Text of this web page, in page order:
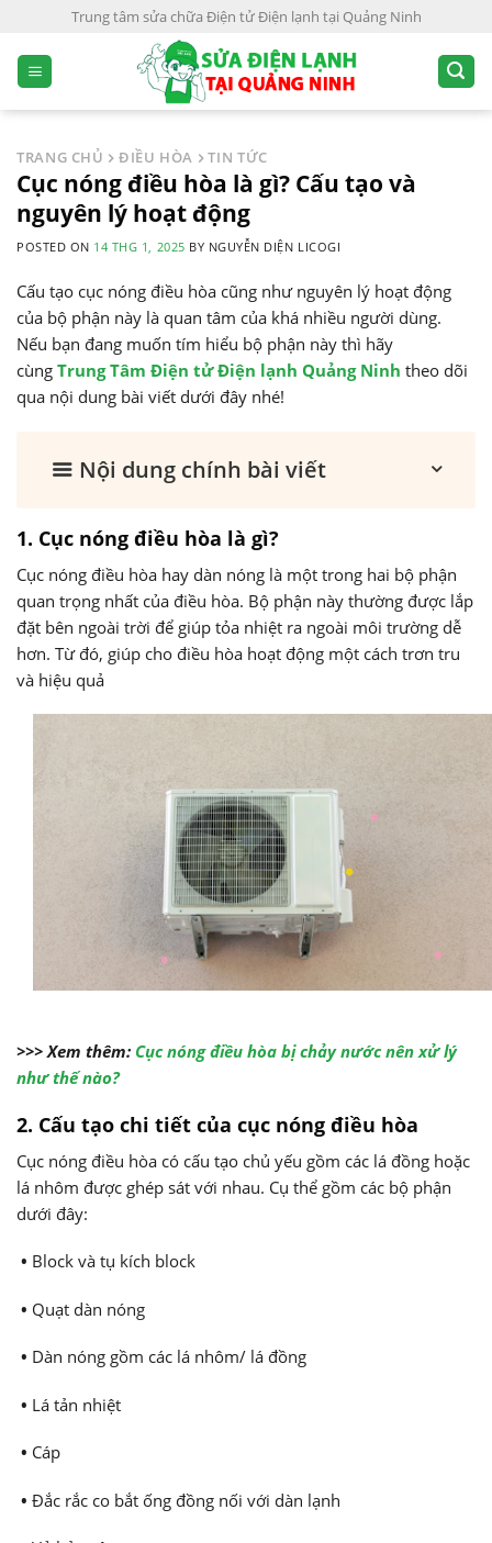
Trung tâm sửa chữa Điện tử Điện lạnh tại Quảng Ninh
TRANG CHỦ ĐIỀU HÒA TIN TỨC
Cục nóng điều hòa là gì? Cấu tạo và
nguyên lý hoạt động
POSTED ON 14 THG 1, 2025 BY NGUYỄN DIỆN LICOGI
Cấu tạo cục nóng điều hòa cũng như nguyên lý hoạt động
của bộ phận này là quan tâm của khá nhiều người dùng.
Nếu bạn đang muốn tím hiểu bộ phận này thì hãy
cùng Trung Tâm Điện tử Điện lạnh Quảng Ninh theo dõi
qua nội dung bài viết dưới đây nhé!
Nội dung chính bài viết
1. Cục nóng điều hòa là gì?
Cục nóng điều hòa hay dàn nóng là một trong hai bộ phận
quan trọng nhất của điều hòa. Bộ phận này thường được lắp
đặt bên ngoài trời để giúp tỏa nhiệt ra ngoài môi trường dễ
hơn. Từ đó, giúp cho điều hòa hoạt động một cách trơn tru
và hiệu quả
>>> Xem thêm: Cục nóng điều hòa bị chảy nước nên xử lý
như thế nào?
2. Cấu tạo chi tiết của cục nóng điều hòa
Cục nóng điều hòa có cấu tạo chủ yếu gồm các lá đồng hoặc
lá nhôm được ghép sát với nhau. Cụ thể gồm các bộ phận
dưới đây:
• Block và tụ kích block
• Quạt dàn nóng
• Dàn nóng gồm các lá nhôm/ lá đồng
• Lá tản nhiệt
• Cáp
• Đắc rắc co bắt ống đồng nối với dàn lạnh